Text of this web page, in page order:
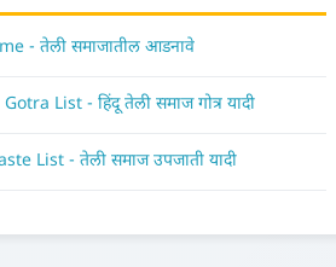
- तेली समाजातील आडनावे
List - हिंदू तेली समाज गोत्र यादी
List - तेली समाज उपजाती यादी